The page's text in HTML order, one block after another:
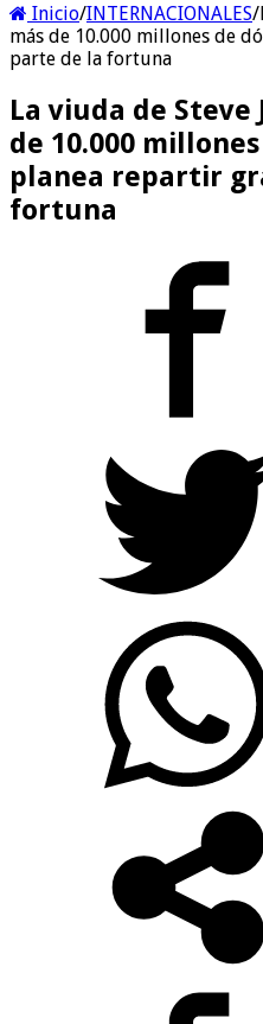
Inicio/INTERNACIONALES/
más de 10.000 millones de
parte de la fortuna
La viuda de Steve
de 10.000
planea repartir
fortuna